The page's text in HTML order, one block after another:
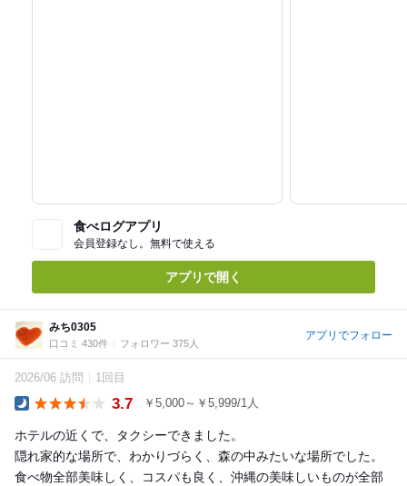
食べログアプリ
会員登録なし。無料で使える
アプリで開く
みち0305
口コミ 430件 フォロワー 375人
アプリでフォロー
2026/06 訪問 1回目
3.7 ￥5,000～￥5,999/1人
ホテルの近くで、タクシーできました。
隠れ家的な場所で、わかりづらく、森の中みたいな場所でした。
食べ物全部美味しく、コスパも良く、沖縄の美味しいものが全部